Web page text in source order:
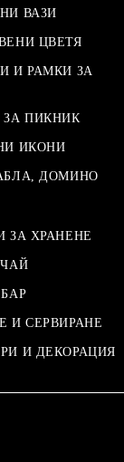
ВАЗИ
ЦВЕТЯ
И РАМКИ ЗА
ЗА ПИКНИК
ИКОНИ
ДОМИНО
ЗА ХРАНЕНЕ
И СЕРВИРАНЕ
И ДЕКОРАЦИЯ